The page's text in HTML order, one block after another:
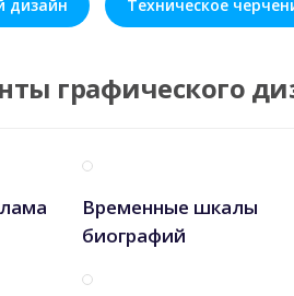
дизайн Техническое
графического
Временные шкалы
биографий